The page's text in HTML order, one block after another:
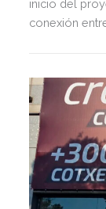
inicio del
conexión